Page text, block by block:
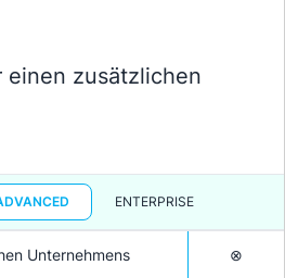
einen zusätzlichen
ENTERPRISE
Unternehmens ⊗